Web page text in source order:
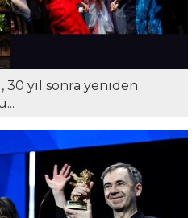
30 yıl sonra yeniden